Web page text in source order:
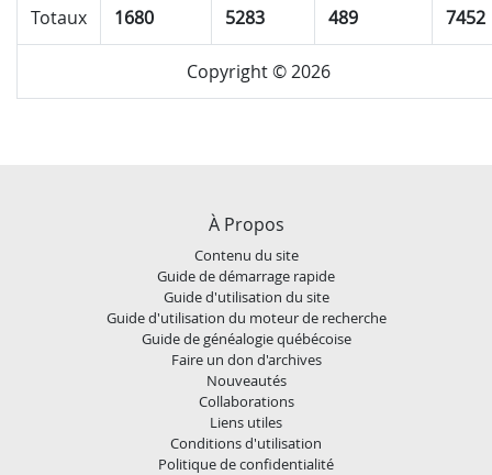
Totaux 1680 5283 489 7452
Copyright © 2026
À Propos
Contenu du site
Guide de démarrage rapide
Guide d'utilisation du site
Guide d'utilisation du moteur de recherche
Guide de généalogie québécoise
Faire un don d'archives
Nouveautés
Collaborations
Liens utiles
Conditions d'utilisation
Politique de confidentialité